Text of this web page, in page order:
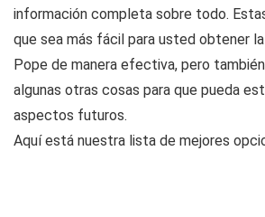
información completa sobre todo.
que sea más fácil para usted obtener
Pope de manera efectiva, pero
algunas otras cosas para que pueda
aspectos futuros.
Aquí está nuestra lista de mejores